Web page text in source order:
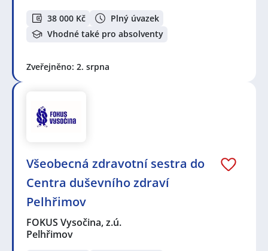
38 000 Kč
Plný úvazek
Vhodné také pro absolventy
Zveřejněno: 2. srpna
Všeobecná zdravotní sestra do
Centra duševního zdraví
Pelhřimov
FOKUS Vysočina, z.ú.
Pelhřimov